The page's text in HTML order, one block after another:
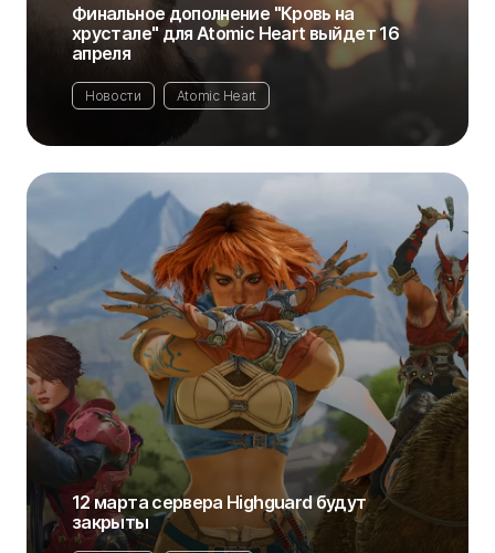
Финальное дополнение "Кровь на
хрустале" для Atomic Heart выйдет 16
апреля
Новости Atomic Heart
12 марта сервера Highguard будут
закрыты